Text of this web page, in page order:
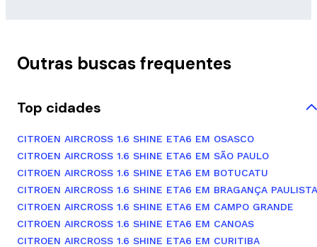
Outras buscas frequentes
Top cidades
CITROEN AIRCROSS 1.6 SHINE ETA6 EM OSASCO
CITROEN AIRCROSS 1.6 SHINE ETA6 EM SÃO PAULO
CITROEN AIRCROSS 1.6 SHINE ETA6 EM BOTUCATU
CITROEN AIRCROSS 1.6 SHINE ETA6 EM BRAGANÇA PAULISTA
CITROEN AIRCROSS 1.6 SHINE ETA6 EM CAMPO GRANDE
CITROEN AIRCROSS 1.6 SHINE ETA6 EM CANOAS
CITROEN AIRCROSS 1.6 SHINE ETA6 EM CURITIBA